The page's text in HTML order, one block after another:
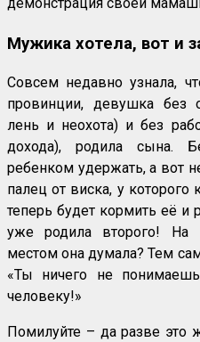
Мужика хотела, вот и
Совсем недавно узнала,
провинции, девушка без
лень и неохота) и без
дохода), родила сына.
ребенком удержать, а вот
палец от виска, у
теперь будет кормить её и
уже родила второго! На
местом она думала? Тем
«Ты ничего не
человеку!»
Помилуйте – да разве это